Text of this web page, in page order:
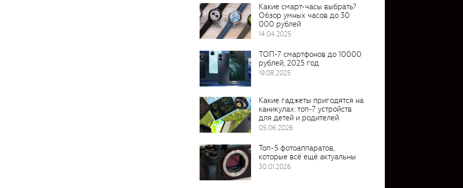
Какие смарт-часы выбрать?
Обзор умных часов до 30
000 рублей
14.04.2025
ТОП-7 смартфонов до 10000
рублей, 2025 год
19.08.2025
Какие гаджеты пригодятся на
каникулах: топ-7 устройств
для детей и родителей
05.06.2026
Топ-5 фотоаппаратов,
которые всё ещё актуальны
30.01.2026